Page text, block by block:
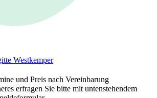
Westkemper
und Preis nach Vereinbarung
erfragen Sie bitte mit untenstehendem